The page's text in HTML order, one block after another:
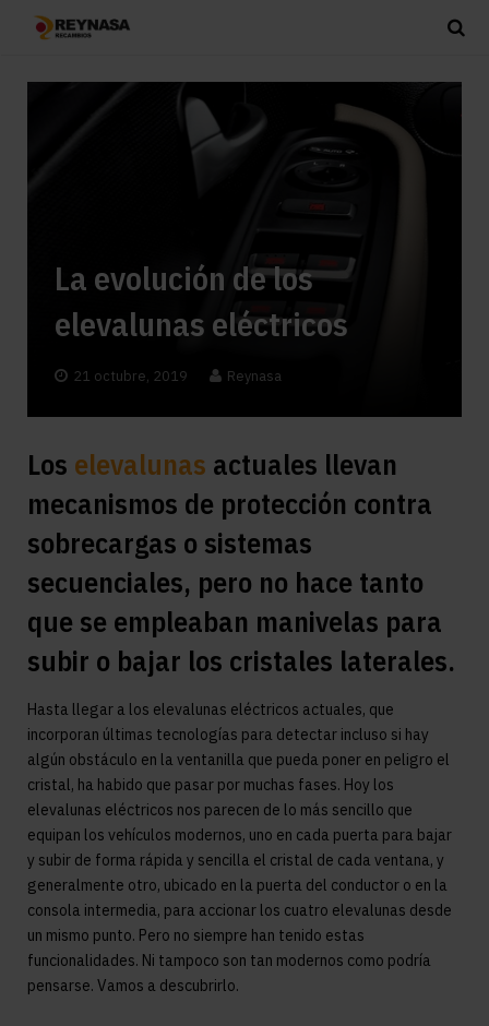
La evolución de los
elevalunas eléctricos
21 octubre, 2019 Reynasa
Los elevalunas actuales llevan
mecanismos de protección contra
sobrecargas o sistemas
secuenciales, pero no hace tanto
que se empleaban manivelas para
subir o bajar los cristales laterales.
Hasta llegar a los elevalunas eléctricos actuales, que
incorporan últimas tecnologías para detectar incluso si hay
algún obstáculo en la ventanilla que pueda poner en peligro el
cristal, ha habido que pasar por muchas fases. Hoy los
elevalunas eléctricos nos parecen de lo más sencillo que
equipan los vehículos modernos, uno en cada puerta para bajar
y subir de forma rápida y sencilla el cristal de cada ventana, y
generalmente otro, ubicado en la puerta del conductor o en la
consola intermedia, para accionar los cuatro elevalunas desde
un mismo punto. Pero no siempre han tenido estas
funcionalidades. Ni tampoco son tan modernos como podría
pensarse. Vamos a descubrirlo.